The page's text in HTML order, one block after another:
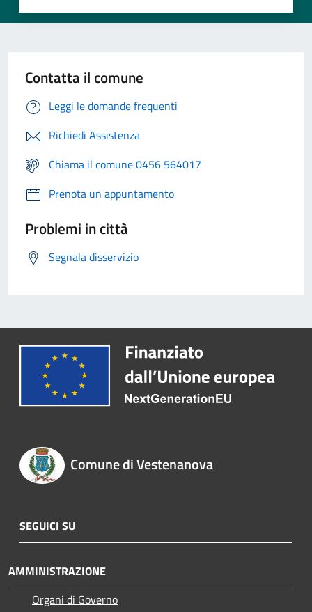
Contatta il comune
Leggi le domande frequenti
Richiedi Assistenza
Chiama il comune 0456 564017
Prenota un appuntamento
Problemi in città
Segnala disservizio
Comune di Vestenanova
SEGUICI SU
AMMINISTRAZIONE
Organi di Governo